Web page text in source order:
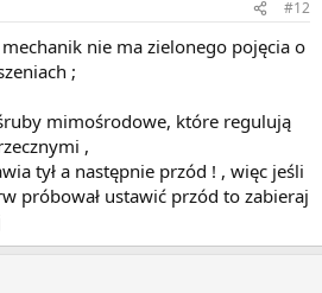
#12
nie ma zielonego pojęcia o
;
mimośrodowe, które regulują
,
tył a następnie przód ! , więc jeśli
próbował ustawić przód to zabieraj